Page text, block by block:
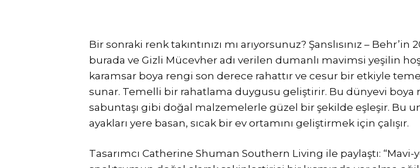
Bir sonraki renk takıntınızı mı arıyorsunuz? Şanslısınız – Behr’in
burada ve Gizli Mücevher adı verilen dumanlı mavimsi yeşilin
karamsar boya rengi son derece rahattır ve cesur bir etkiyle temel
sunar. Temelli bir rahatlama duygusu geliştirir. Bu dünyevi boya
sabuntaşı gibi doğal malzemelerle güzel bir şekilde eşleşir. Bu
ayakları yere basan, sıcak bir ev ortamını geliştirmek için çalışır.
Tasarımcı Catherine Shuman Southern Living ile paylaştı: “Mavi-